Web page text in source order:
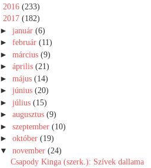
2016 (233)
2017 (182)
►január(6)
►február(11)
►március(9)
►április(21)
►május(14)
►június(20)
►július(15)
►augusztus(9)
►szeptember(10)
►október(19)
▼ november(24)
Csapody Kinga (szerk.): Szívek dallama